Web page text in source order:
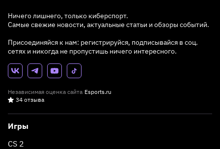
Ничего лишнего, только киберспорт.
Самые свежие новости, актуальные статьи и обзоры событий.
Присоединяйся к нам: регистрируйся, подписывайся в соц.
сетях и никогда не пропустишь ничего интересного.
Независимая оценка сайта Esports.ru
34 отзыва
Игры
CS 2